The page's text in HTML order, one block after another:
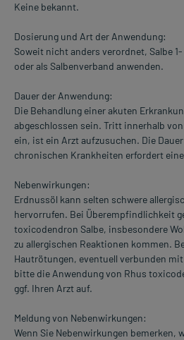
Keine bekannt.
Dosierung und Art der Anwendung:
Soweit nicht anders verordnet, Salbe
oder als Salbenverband anwenden.
Dauer der Anwendung:
Die Behandlung einer akuten
abgeschlossen sein. Tritt innerhalb
ein, ist ein Arzt aufzusuchen. Die
chronischen Krankheiten erfordert
Nebenwirkungen:
Erdnussöl kann selten schwere
hervorrufen. Bei Überempfindlichkeit
toxicodendron Salbe, insbesondere
zu allergischen Reaktionen kommen.
Hautrötungen, eventuell verbunden
bitte die Anwendung von Rhus
ggf. Ihren Arzt auf.
Meldung von Nebenwirkungen:
Wenn Sie Nebenwirkungen bemerken,